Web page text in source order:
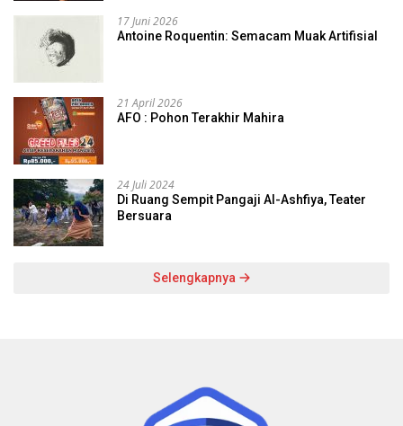
17 Juni 2026
Antoine Roquentin: Semacam Muak Artifisial
21 April 2026
AFO : Pohon Terakhir Mahira
24 Juli 2024
Di Ruang Sempit Pangaji Al-Ashfiya, Teater
Bersuara
Selengkapnya